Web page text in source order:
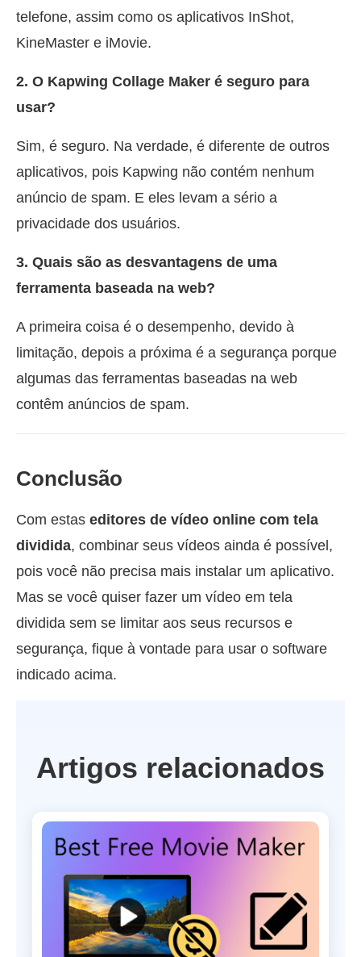
telefone, assim como os aplicativos InShot,
KineMaster e iMovie.
2. O Kapwing Collage Maker é seguro para
usar?
Sim, é seguro. Na verdade, é diferente de outros
aplicativos, pois Kapwing não contém nenhum
anúncio de spam. E eles levam a sério a
privacidade dos usuários.
3. Quais são as desvantagens de uma
ferramenta baseada na web?
A primeira coisa é o desempenho, devido à
limitação, depois a próxima é a segurança porque
algumas das ferramentas baseadas na web
contêm anúncios de spam.
Conclusão
Com estas editores de vídeo online com tela
dividida, combinar seus vídeos ainda é possível,
pois você não precisa mais instalar um aplicativo.
Mas se você quiser fazer um vídeo em tela
dividida sem se limitar aos seus recursos e
segurança, fique à vontade para usar o software
indicado acima.
Artigos relacionados